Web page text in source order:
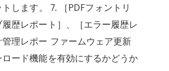
します。 7. ［PDFフォントリ
歴レポート］、［エラー履歴レ
理レポー ファームウェア更新
ード機能を有効にするかどうか